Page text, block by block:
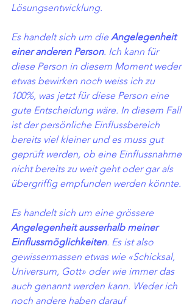
Lösungsentwicklung.
Es handelt sich um die Angelegenheit
einer anderen Person. Ich kann für
diese Person in diesem Moment weder
etwas bewirken noch weiss ich zu
100%, was jetzt für diese Person eine
gute Entscheidung wäre. In diesem Fall
ist der persönliche Einflussbereich
bereits viel kleiner und es muss gut
geprüft werden, ob eine Einflussnahme
nicht bereits zu weit geht oder gar als
übergriffig empfunden werden könnte.
Es handelt sich um eine grössere
Angelegenheit ausserhalb meiner
Einflussmöglichkeiten. Es ist also
gewissermassen etwas wie «Schicksal,
Universum, Gott» oder wie immer das
auch genannt werden kann. Weder ich
noch andere haben darauf